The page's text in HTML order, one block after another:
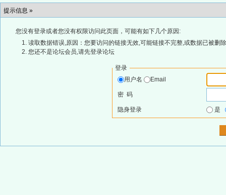
提示信息 »
您没有登录或者您没有权限访问此页面，可能有如下几个原因:
读取数据错误,原因：您要访问的链接无效,可能链接不完整,或数据已被删
您还不是论坛会员,请先登录论坛
登录
用户名
Email
密 码
隐身登录 是